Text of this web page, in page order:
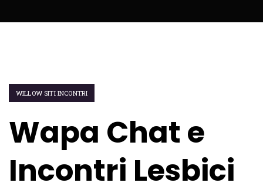
WILLOW SITI INCONTRI
Wapa Chat e
Incontri Lesbici